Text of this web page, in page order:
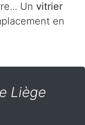
Un vitrier
en
Liège